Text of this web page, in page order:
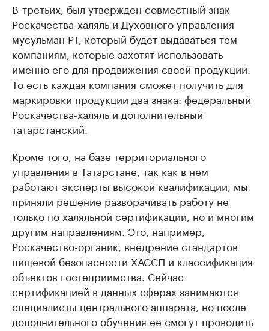
В-третьих, был утвержден совместный знак
Роскачества-халяль и Духовного управления
мусульман РТ, который будет выдаваться тем
компаниям, которые захотят использовать
именно его для продвижения своей продукции.
То есть каждая компания сможет получить для
маркировки продукции два знака: федеральный
Роскачества-халяль и дополнительный
татарстанский.
Кроме того, на базе территориального
управления в Татарстане, так как в нем
работают эксперты высокой квалификации, мы
приняли решение разворачивать работу не
только по халяльной сертификации, но и многим
другим направлениям. Это, например,
Роскачество-органик, внедрение стандартов
пищевой безопасности ХАССП и классификация
объектов гостеприимства. Сейчас
сертификацией в данных сферах занимаются
специалисты центрального аппарата, но после
дополнительного обучения ее смогут проводить